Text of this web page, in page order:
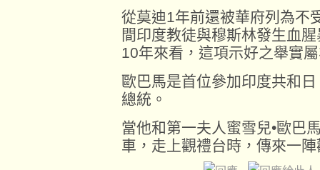
從莫迪1年前還被華府列為不
間印度教徒與穆斯林發生血
10年來看，這項示好之舉實
歐巴馬是首位參加印度共和
總統。
當他和第一夫人蜜雪兒•歐巴
車，走上觀禮台時，傳來一